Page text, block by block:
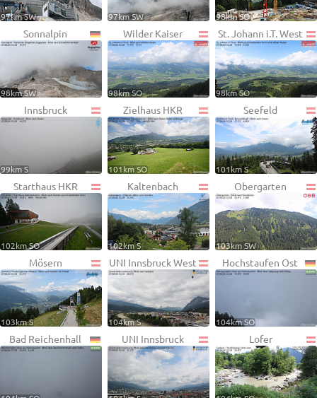
97km SW 97km SW 98km SO
Sonnalpin
98km SW
Wilder Kaiser
98km SO
St. Johann i.T. West
98km SO
Innsbruck
99km S
Zielhaus HKR
101km SO
Seefeld
101km S
Starthaus HKR
102km SO
Kaltenbach
102km S
Obergarten
103km SW
Mösern
103km S
UNI Innsbruck West
104km S
Hochstaufen Ost
104km SO
Bad Reichenhall UNI Innsbruck Lofer